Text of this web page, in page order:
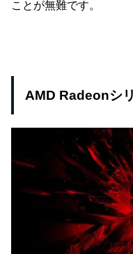
ことが無難です。
AMD Radeonシ